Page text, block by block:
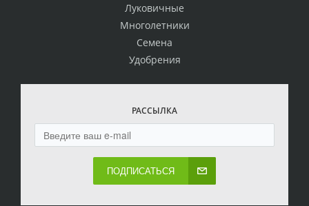
Луковичные
Многолетники
Семена
Удобрения
РАССЫЛКА
ПОДПИСАТЬСЯ